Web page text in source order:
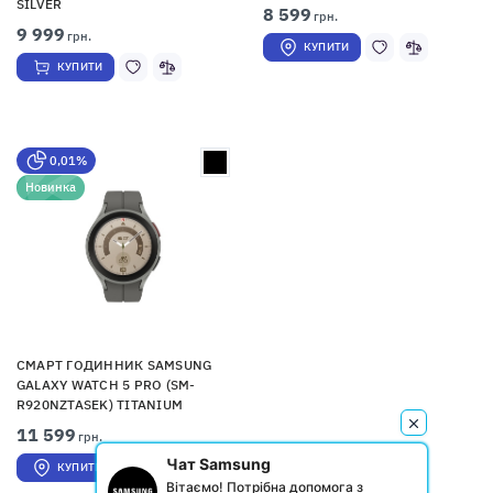
SILVER
9 999 грн.
КУПИТИ
8 599 грн.
КУПИТИ
0,01%
Новинка
СМАРТ ГОДИННИК SAMSUNG
GALAXY WATCH 5 PRO (SM-
R920NZTASEK) TITANIUM
11 599 грн.
КУПИТИ Чат Samsung
Вітаємо! Потрібна допомога з